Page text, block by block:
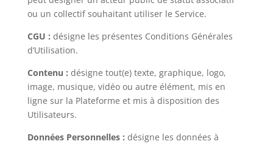
ou un collectif souhaitant utiliser le Service.
CGU : désigne les présentes Conditions Générales
d’Utilisation.
Contenu : désigne tout(e) texte, graphique, logo,
image, musique, vidéo ou autre élément, mis en
ligne sur la Plateforme et mis à disposition des
Utilisateurs.
Données Personnelles : désigne les données à